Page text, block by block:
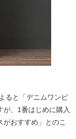
ると「デニムワンピ
、1番はじめに購入
おすすめ」とのこ